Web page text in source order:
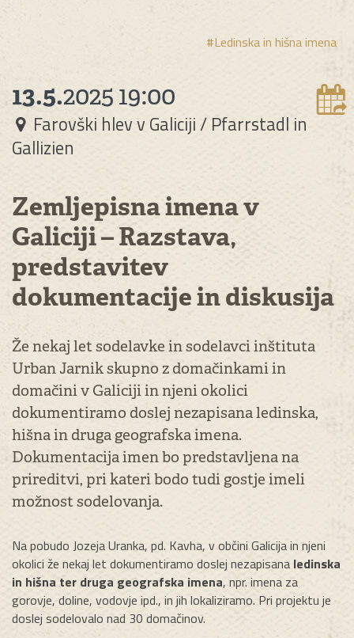
#Ledinska in hišna imena
13.5.202519:00
Farovški hlev v Galiciji / Pfarrstadl in
Gallizien
Zemljepisna imena v
Galiciji – Razstava,
predstavitev
dokumentacije in diskusija
Že nekaj let sodelavke in sodelavci inštituta
Urban Jarnik skupno z domačinkami in
domačini v Galiciji in njeni okolici
dokumentiramo doslej nezapisana ledinska,
hišna in druga geografska imena.
Dokumentacija imen bo predstavljena na
prireditvi, pri kateri bodo tudi gostje imeli
možnost sodelovanja.
Na pobudo Jozeja Uranka, pd. Kavha, v občini Galicija in njeni
okolici že nekaj let dokumentiramo doslej nezapisana ledinska
in hišna ter druga geografska imena, npr. imena za
gorovje, doline, vodovje ipd., in jih lokaliziramo. Pri projektu je
doslej sodelovalo nad 30 domačinov.